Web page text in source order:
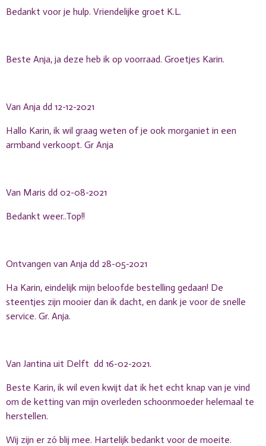
Bedankt voor je hulp. Vriendelijke groet K.L.
Beste Anja, ja deze heb ik op voorraad. Groetjes Karin.
Van Anja dd 12-12-2021
Hallo Karin, ik wil graag weten of je ook morganiet in een
armband verkoopt. Gr Anja
Van Maris dd 02-08-2021
Bedankt weer..Top!!
Ontvangen van Anja dd 28-05-2021
Ha Karin, eindelijk mijn beloofde bestelling gedaan! De
steentjes zijn mooier dan ik dacht, en dank je voor de snelle
service. Gr. Anja.
Van Jantina uit Delft dd 16-02-2021.
Beste Karin, ik wil even kwijt dat ik het echt knap van je vind
om de ketting van mijn overleden schoonmoeder helemaal te
herstellen.
Wij zijn er zó blij mee. Hartelijk bedankt voor de moeite.